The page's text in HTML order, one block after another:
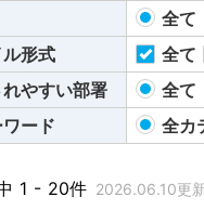
全て
形式
全て
やすい部署
全て
ード
全カ
1 - 20件 2026.06.10更